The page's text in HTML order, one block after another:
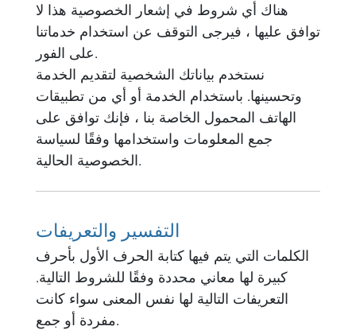
هناك أي شروط في إشعار الخصوصية هذا لا
توافق عليها ، فيرجى التوقف عن استخدام خدماتنا
على الفور.
نستخدم بياناتك الشخصية لتقديم الخدمة
وتحسينها. باستخدام الخدمة أو أي من تطبيقات
الهاتف المحمول الخاصة بنا ، فإنك توافق على
جمع المعلومات واستخدامها وفقًا لسياسة
الخصوصية الحالية.
التفسير والتعريفات
الكلمات التي يتم فيها كتابة الحرف الأول بأحرف
كبيرة لها معاني محددة وفقًا للشروط التالية.
التعريفات التالية لها نفس المعنى سواء كانت
مفردة أو جمع.